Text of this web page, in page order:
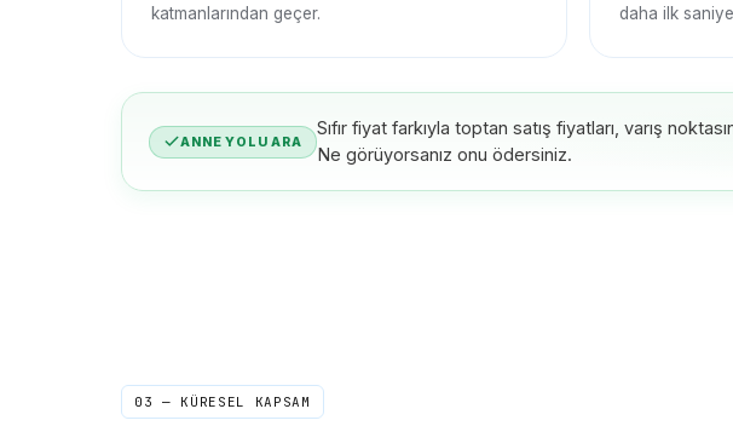
katmanlarından geçer.
daha ilk
ANNE YOLU ARA
Sıfır fiyat farkıyla toptan satış fiyatları, varış
Ne görüyorsanız onu ödersiniz.
03 — KÜRESEL KAPSAM